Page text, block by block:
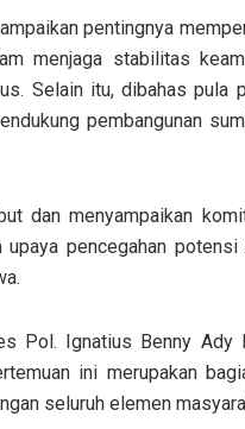
pentingnya
menjaga stabilitas
Selain itu, dibahas pula
pembangunan
dan menyampaikan
pencegahan potensi
Pol. Ignatius Benny Ady
ini merupakan
seluruh elemen